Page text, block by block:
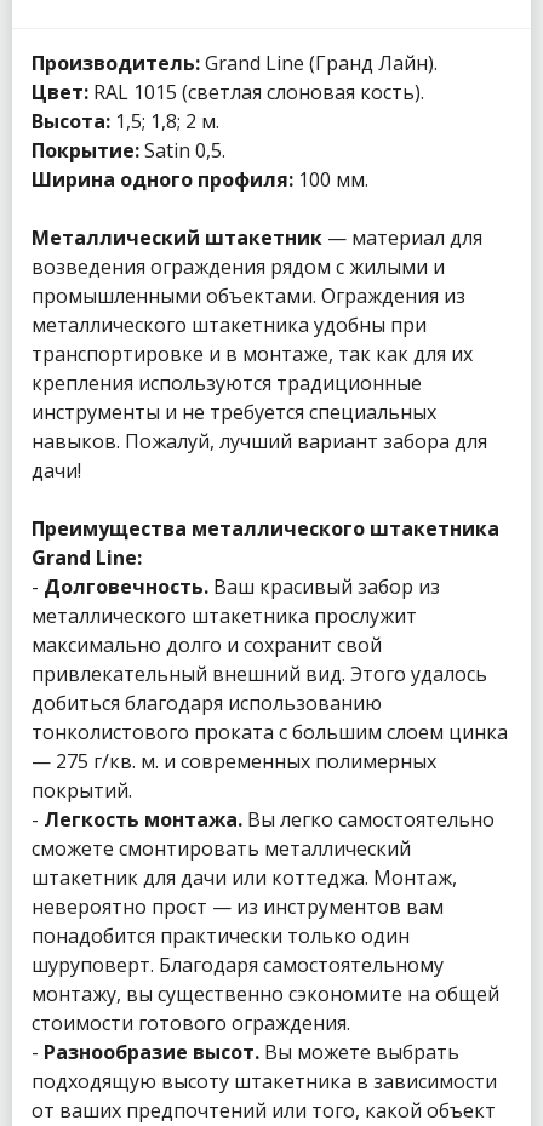
Производитель:Grand Line (Гранд Лайн).
Цвет: RAL 1015 (светлая слоновая кость).
Высота: 1,5; 1,8; 2 м.
Покрытие:Satin 0,5.
Ширина одного профиля: 100 мм.
Металлический штакетник — материал для
возведения ограждения рядом с жилыми и
промышленными объектами. Ограждения из
металлического штакетника удобны при
транспортировке и в монтаже, так как для их
крепления используются традиционные
инструменты и не требуется специальных
навыков. Пожалуй, лучший вариант забора для
дачи!
Преимущества металлического штакетника
Grand Line:
- Долговечность. Ваш красивый забор из
металлического штакетника прослужит
максимально долго и сохранит свой
привлекательный внешний вид. Этого удалось
добиться благодаря использованию
тонколистового проката с большим слоем цинка
— 275 г/кв. м. и современных полимерных
покрытий.
- Легкость монтажа. Вы легко самостоятельно
сможете смонтировать металлический
штакетник для дачи или коттеджа. Монтаж,
невероятно прост — из инструментов вам
понадобится практически только один
шуруповерт. Благодаря самостоятельному
монтажу, вы существенно сэкономите на общей
стоимости готового ограждения.
- Разнообразие высот. Вы можете выбрать
подходящую высоту штакетника в зависимости
от ваших предпочтений или того, какой объект